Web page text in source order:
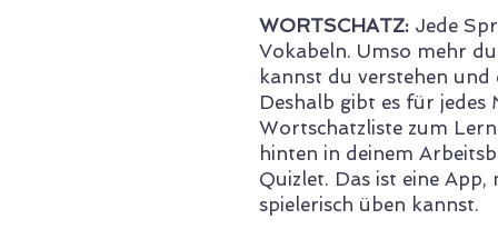
WORTSCHATZ: Jede
Vokabeln. Umso mehr
kannst du verstehen und
Deshalb gibt es für jedes
Wortschatzliste zum
hinten in deinem
Quizlet. Das ist eine
spielerisch üben kannst.